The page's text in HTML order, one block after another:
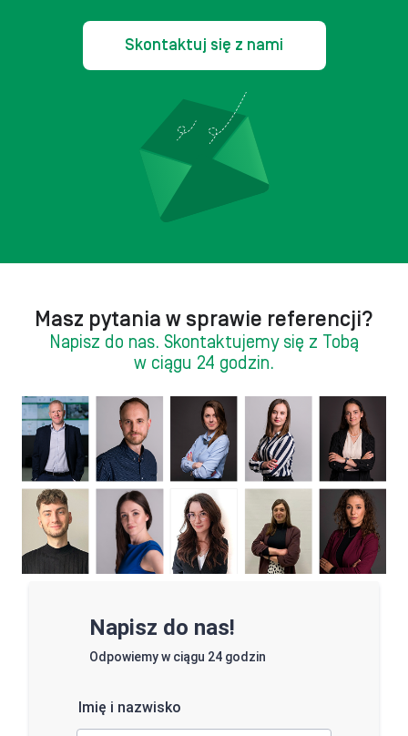
Skontaktuj się z nami
Masz pytania w sprawie referencji?
Napisz do nas. Skontaktujemy się z Tobą
w ciągu 24 godzin.